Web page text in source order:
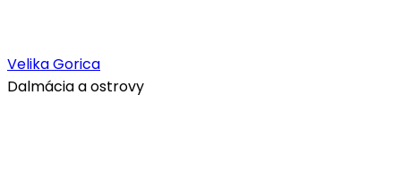
Velika Gorica
Dalmácia a ostrovy